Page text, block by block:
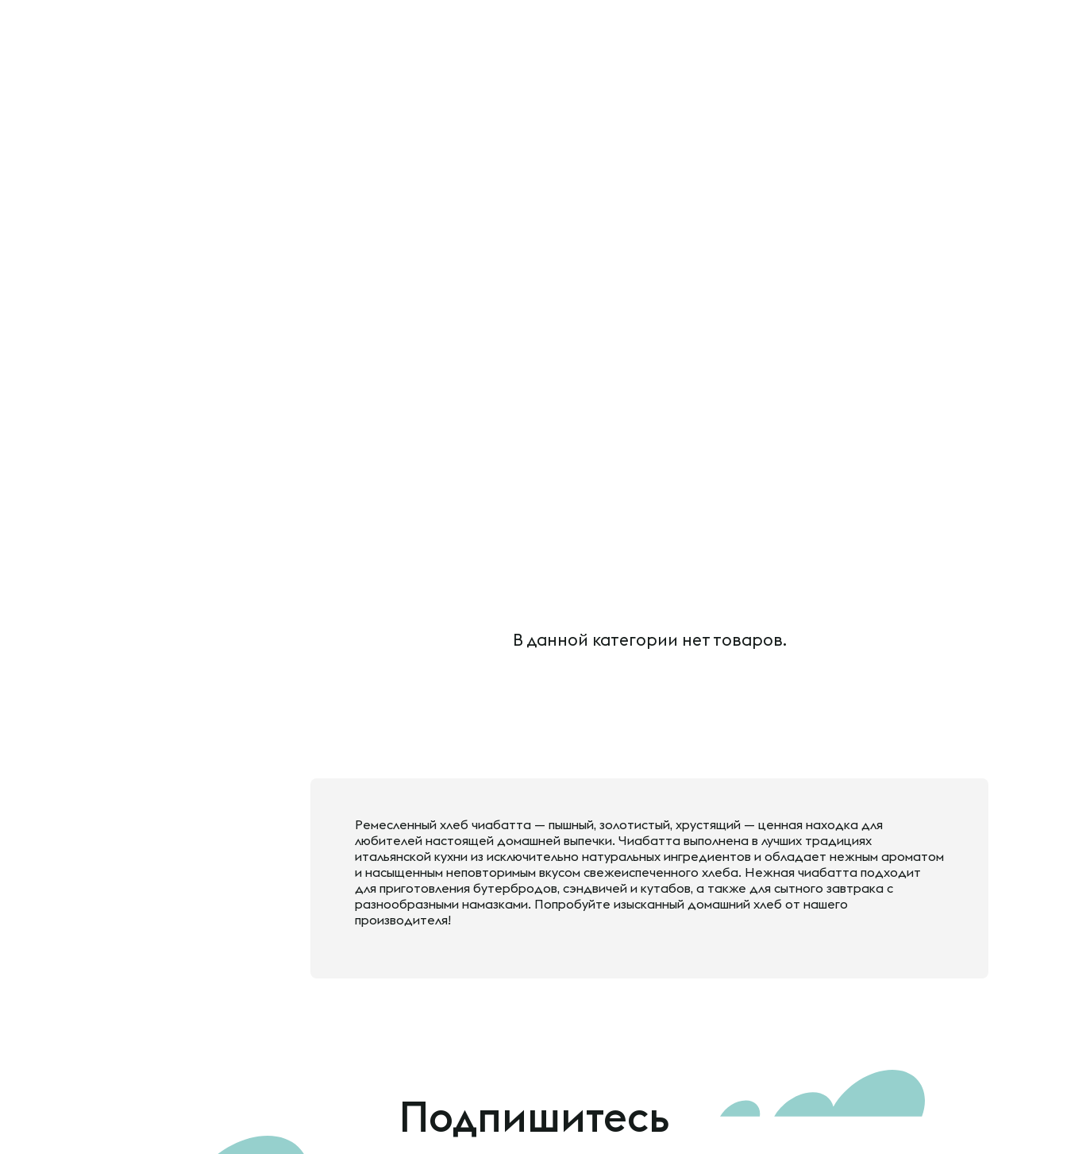
В данной категории нет товаров.
Ремесленный хлеб чиабатта — пышный, золотистый, хрустящий — ценная находка для
любителей настоящей домашней выпечки. Чиабатта выполнена в лучших традициях
итальянской кухни из исключительно натуральных ингредиентов и обладает нежным ароматом
и насыщенным неповторимым вкусом свежеиспеченного хлеба. Нежная чиабатта подходит
для приготовления бутербродов, сэндвичей и кутабов, а также для сытного завтрака с
разнообразными намазками. Попробуйте изысканный домашний хлеб от нашего
производителя!
Подпишитесь